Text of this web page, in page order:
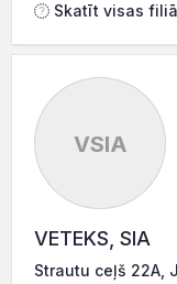
Skatīt visas
VSIA
VETEKS, SIA
Strautu ceļš 22A,